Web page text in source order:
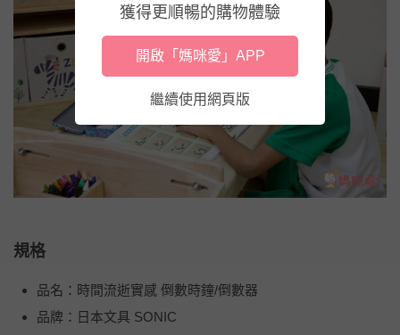
規格
品名：時間流逝實感 倒數時鐘/倒數器
品牌：日本文具 SONIC
獲得更順暢的購物體驗
開啟「媽咪愛」APP
繼續使用網頁版